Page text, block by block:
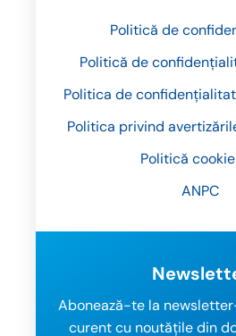
Politică de
Politică de
Politica de
Politica privind
Politică
ANPC
Abonează-te la
curent cu noutățile din